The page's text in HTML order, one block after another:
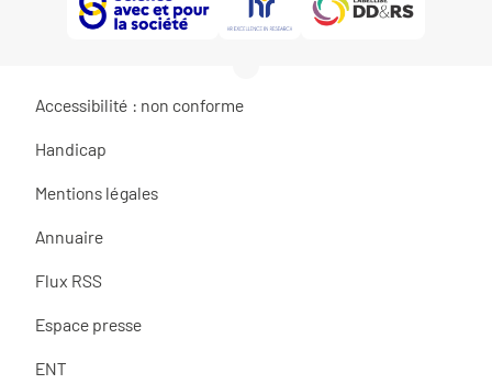
Accessibilité : non conforme
Handicap
Mentions légales
Annuaire
Flux RSS
Espace presse
ENT